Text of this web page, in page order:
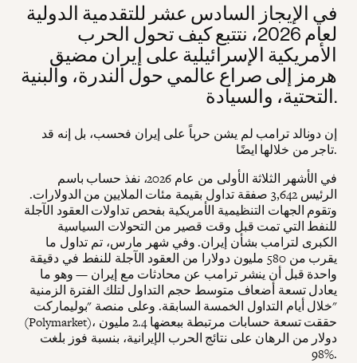
في الإيجاز السادس عشر للتقدمية الدولية
لعام 2026، نتتبع كيف تحول الحرب
الأمريكية الإسرائيلية على إيران مضيق
هرمز إلى صراع عالمي حول الندرة، والبنية
التحتية، والسيادة.
إن دونالد ترامب لم يشن حرباً على إيران فحسب، بل إنه قد
تاجر من خلالها ايضًا.
في الأشهر الثلاثة الأولى من عام 2026، نفذ حساب باسم
الرئيس 3,642 صفقة تداول بقيمة مئات الملايين من الدولارات.
وتقوم الجهات التنظيمية الأمريكية بفحص تداولات العقود الآجلة
للنفط التي تمت قبل وقت قصير من التحولات السياسية
الكبرى لترامب بشأن إيران. وفي شهر مارس، تم تداول ما
يقرب من 580 مليون دولارا من العقود الآجلة للنفط في دقيقة
واحدة قبل أن ينشر ترامب عن محادثات مع إيران — وهو ما
يعادل تسعة أضعاف متوسط حجم التداول لتلك الفترة الزمنية
خلال أيام التداول الخمسة السابقة. وعلى منصة "بوليماركت"
(Polymarket)، حققت تسعة حسابات مرتبطة ببعضها 2.4 مليون
دولار من الرهان على نتائج الحرب الإيرانية، بنسبة فوز بلغت
98%.